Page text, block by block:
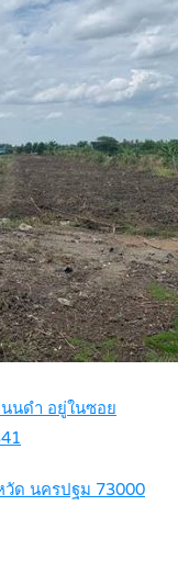
นดำ อยู่ในซอย
วัด นครปฐม 73000